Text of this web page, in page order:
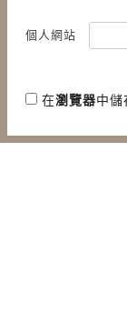
個人網站
在瀏覽器中儲